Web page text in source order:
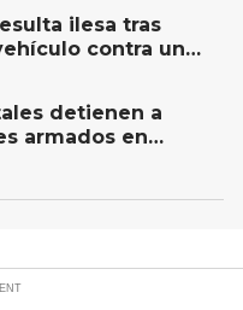
ilesa tras
contra un
detienen a
armados en